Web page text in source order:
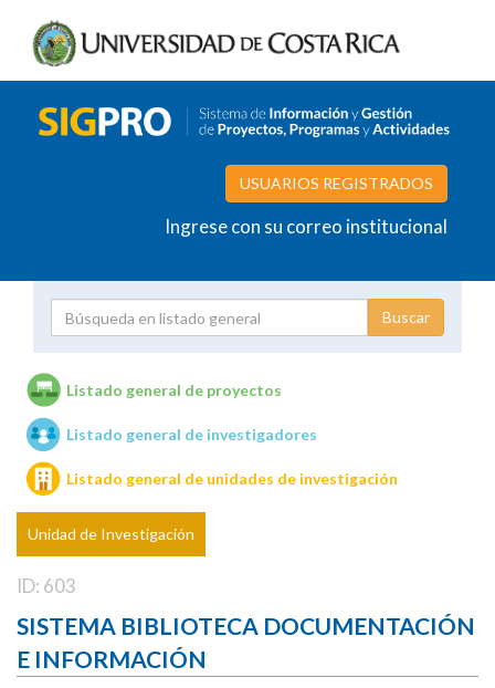
USUARIOS REGISTRADOS
Ingrese con su correo institucional
Unidades de investigación
Listado general de proyectos
Listado general de investigadores
Listado general de unidades de investigación
Unidad de Investigación
ID: 603
SISTEMA BIBLIOTECA DOCUMENTACIÓN
E INFORMACIÓN